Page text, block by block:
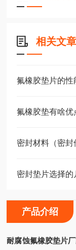
相关文章
氟橡胶垫片的
氟橡胶垫有啥优
密封材料（密
密封垫片选择
产品介绍
耐腐蚀氟橡胶垫片